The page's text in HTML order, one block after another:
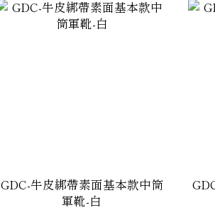
GDC-牛皮綁帶素面基本款中筒
軍靴-白